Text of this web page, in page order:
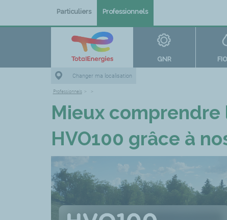
Particuliers Professionnels
GNR
Changer ma localisation
Professionnels > >
Mieux
HVO100 grâce à